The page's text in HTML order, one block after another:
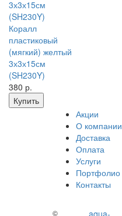
Коралл
пластиковый
(мягкий) желтый
3х3х15см
(SH230Y)
380 р.
Купить
Акции
О компании
Доставка
Оплата
Услуги
Портфолио
Контакты
© aqua-